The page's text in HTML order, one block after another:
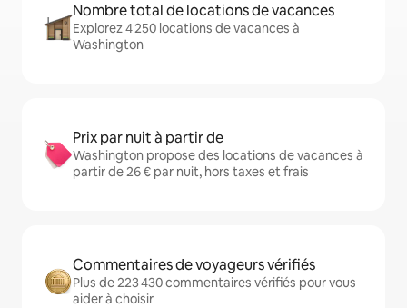
Nombre total de locations de vacances
Explorez 4 250 locations de vacances à
Washington
Prix par nuit à partir de
Washington propose des locations de vacances à
partir de 26 € par nuit, hors taxes et frais
Commentaires de voyageurs vérifiés
Plus de 223 430 commentaires vérifiés pour vous
aider à choisir